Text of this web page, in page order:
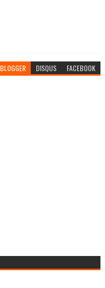
BLOGGER DISQUS FACEBOOK